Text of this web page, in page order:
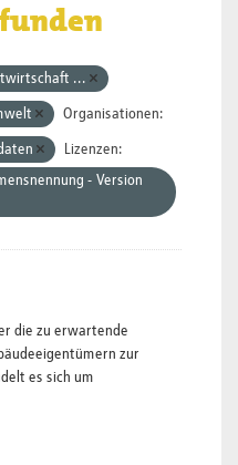
...
Organisationen:
Lizenzen:
- Version
die zu erwartende
zur
es sich um